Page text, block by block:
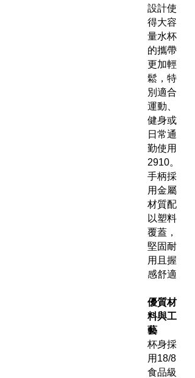
設計使
得大容
量水杯
的攜帶
更加輕
鬆，特
別適合
運動、
健身或
日常通
勤使用
2910。
手柄採
用金屬
材質配
以塑料
覆蓋，
堅固耐
用且握
感舒適
優質材
料與工
藝
杯身採
用18/8
食品級